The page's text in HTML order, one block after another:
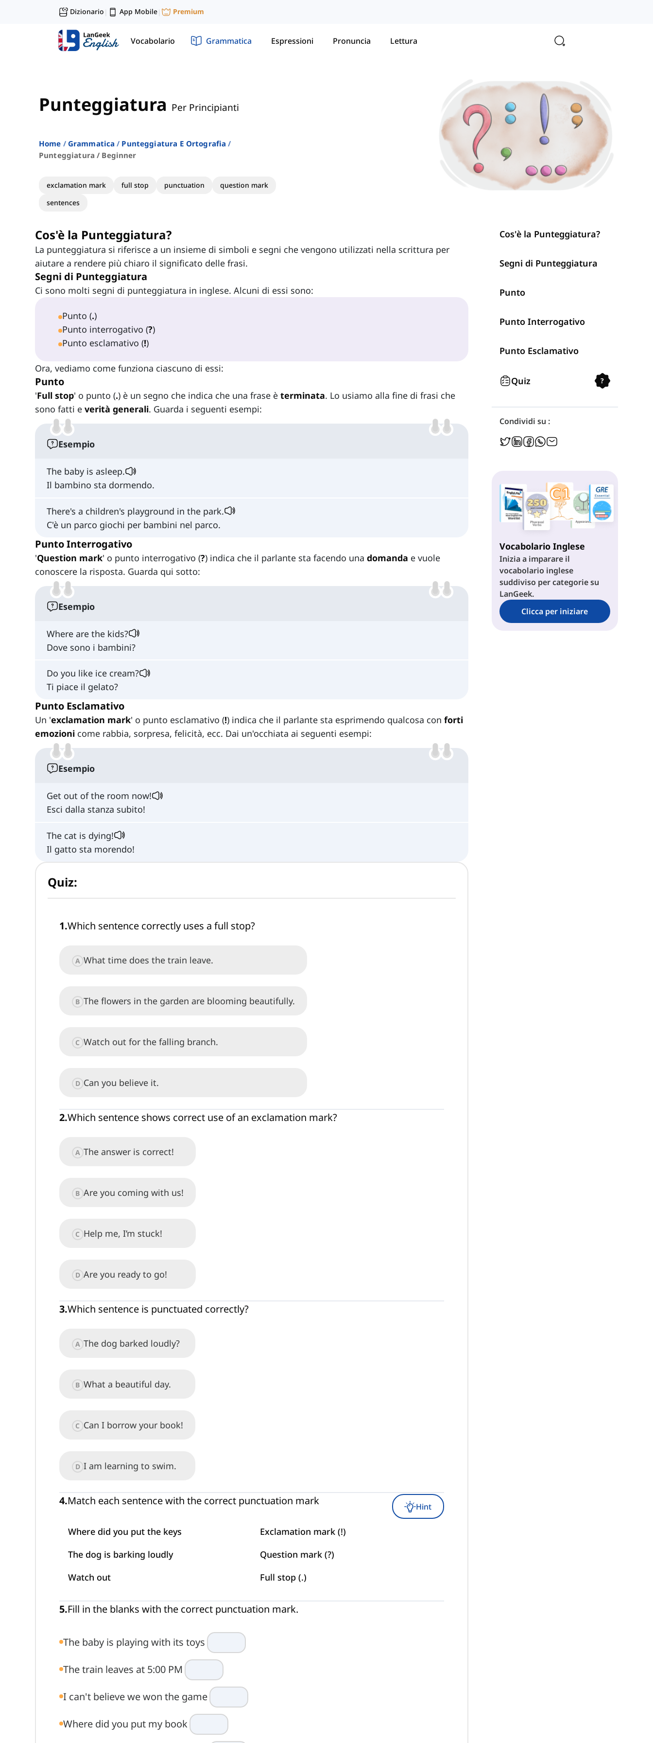
Dizionario | App Mobile| Premium
Vocabolario Grammatica Espressioni Pronuncia Lettura
Punteggiatura Per Principianti
Home Grammatica
Punteggiatura E Ortografia
Punteggiatura / Beginner
exclamation mark full stop punctuation
question mark
sentences
Cos'è la Punteggiatura?
La punteggiatura si riferisce a un insieme di simboli e segni che vengono utilizzati nella scrittura per
aiutare a rendere più chiaro il significato delle frasi.
Segni di Punteggiatura
Ci sono molti segni di punteggiatura in inglese. Alcuni di essi sono:
Punto (.)
Punto interrogativo (?)
Punto esclamativo (!)
Ora, vediamo come funziona ciascuno di essi:
Punto
'Full stop' o punto (.) è un segno che indica che una frase è terminata. Lo usiamo alla fine di frasi che
sono fatti e verità generali. Guarda i seguenti esempi:
Esempio
The baby is asleep.
Il bambino sta dormendo.
There's a children's playground in the park.
C'è un parco giochi per bambini nel parco.
Punto Interrogativo
'Question mark' o punto interrogativo (?) indica che il parlante sta facendo una domanda e vuole
conoscere la risposta. Guarda qui sotto:
Esempio
Where are the kids?
Dove sono i bambini?
Do you like ice cream?
Ti piace il gelato?
Punto Esclamativo
Un 'exclamation mark' o punto esclamativo (!) indica che il parlante sta esprimendo qualcosa con forti
emozioni come rabbia, sorpresa, felicità, ecc. Dai un'occhiata ai seguenti esempi:
Esempio
Get out of the room now!
Esci dalla stanza subito!
The cat is dying!
Il gatto sta morendo!
Quiz:
1.Which sentence correctly uses a full stop?
A What time does the train leave.
B The flowers in the garden are blooming beautifully.
C Watch out for the falling branch.
D Can you believe it.
2.Which sentence shows correct use of an exclamation mark?
A The answer is correct!
B Are you coming with us!
C Help me, I’m stuck!
D Are you ready to go!
3.Which sentence is punctuated correctly?
A The dog barked loudly?
B What a beautiful day.
C Can I borrow your book!
D I am learning to swim.
4.Match each sentence with the correct punctuation mark Hint
Where did you put the keys
The dog is barking loudly
Watch out
Exclamation mark (!)
Question mark (?)
Full stop (.)
5.Fill in the blanks with the correct punctuation mark.
The baby is playing with its toys
The train leaves at 5:00 PM
I can't believe we won the game
Where did you put my book
Cos'è la Punteggiatura?
Segni di Punteggiatura
Punto
Punto Interrogativo
Punto Esclamativo
Quiz ?
Condividi su :
Vocabolario Inglese
Inizia a imparare il
vocabolario inglese
suddiviso per categorie su
LanGeek.
Clicca per iniziare